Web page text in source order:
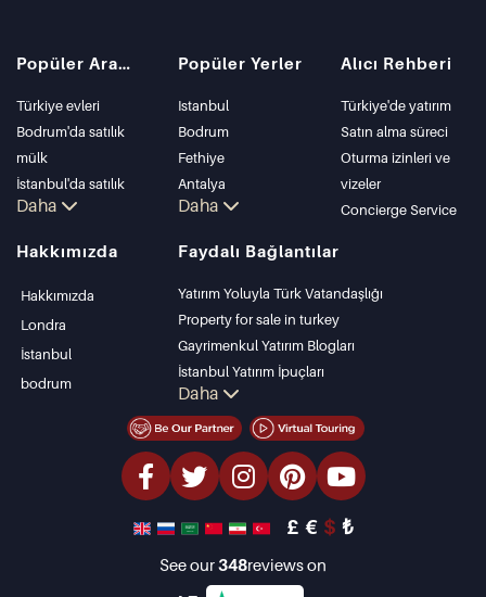
Popüler Aramalar
Türkiye evleri
Bodrum'da satılık
mülk
İstanbul'da satılık
daire
Bodrum Villası
Antalya'da satılık
Daha
Popüler Yerler
Istanbul
Bodrum
Fethiye
Antalya
Kalkan
Kas
Bursa
Gocek
Side
Kemer
Dalyan
Izmir
Belek
Daha
Alıcı Rehberi
Türkiye'de yatırım
Satın alma süreci
Oturma izinleri ve
vizeler
Concierge Service
Hakkımızda
Hakkımızda
Londra
İstanbul
bodrum
Faydalı Bağlantılar
Yatırım Yoluyla Türk Vatandaşlığı
Property for sale in turkey
Gayrimenkul Yatırım Blogları
İstanbul Yatırım İpuçları
PropertyTurkey TV
İstanbul Yatırım Gayrimenkulleri
Mülkünüzü Satmak
Uygun Fiyatlı Emlaklar
Denize Sıfır Tesisler
lüks Özellikler
Daha
£ € $ ₺
See our348reviews on